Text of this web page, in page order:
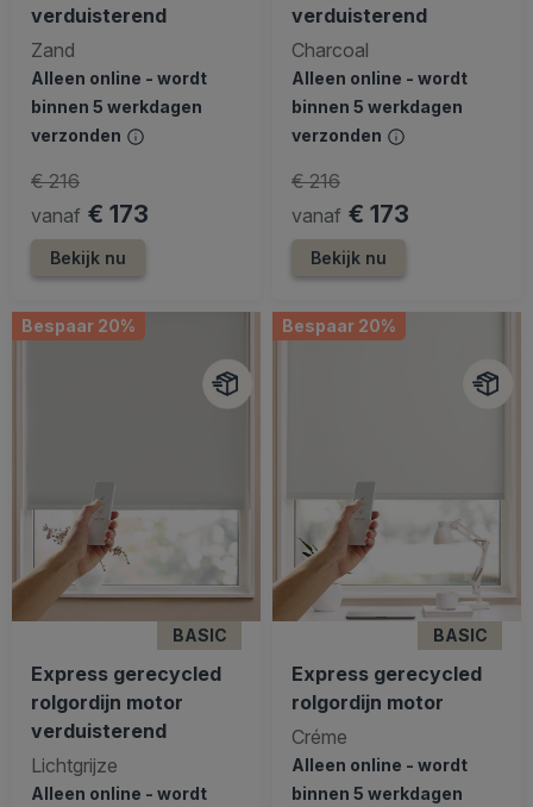
verduisterend
Zand
Alleen online - wordt
binnen 5 werkdagen
verzonden
vanaf € 173
€ 216
Bekijk nu
verduisterend
Charcoal
Alleen online - wordt
binnen 5 werkdagen
verzonden
vanaf € 173
€ 216
Bekijk nu
Bespaar 20%
BASIC
Express gerecycled
rolgordijn motor
verduisterend
Lichtgrijze
Alleen online - wordt
Bespaar 20%
BASIC
Express gerecycled
rolgordijn motor
Créme
Alleen online - wordt
binnen 5 werkdagen